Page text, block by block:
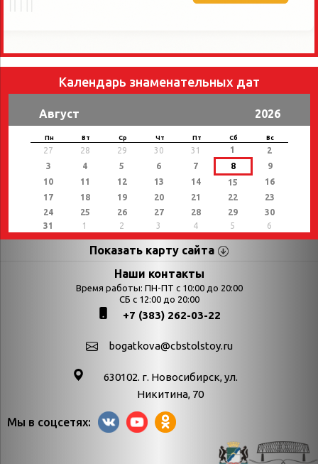
Календарь знаменательных дат
Август 2026
Пн Вт Ср Чт Пт Сб Вс
27 28 29 30 31 1
2
3
4 5 6 7 8
9
10
11 12 13 14 15
16
17
18 19 20 21 22
23
24
25 26 27 28 29
30
31
1 2 3 4 5 6
Показать карту сайта
Страницы Категории
Календарь
Богатков
Выставки
День в истории
День в истории.
День в истории.
Декабрь
Наши контакты
Время работы: ПН-ПТ с 10:00 до 20:00
СБ с 12:00 до 20:00
+7 (383) 262-03-22
bogatkova@cbstolstoy.ru
630102. г. Новосибирск, ул.
Никитина, 70
Мы в соцсетях: